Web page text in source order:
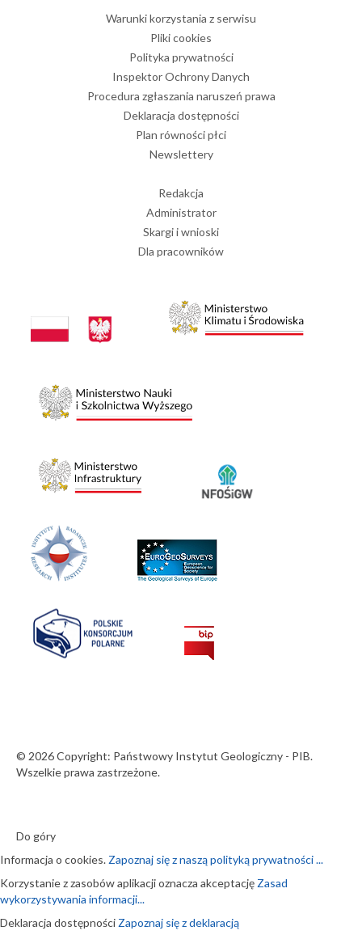
Warunki korzystania z serwisu
Pliki cookies
Polityka prywatności
Inspektor Ochrony Danych
Procedura zgłaszania naruszeń prawa
Deklaracja dostępności
Plan równości płci
Newslettery
Redakcja
Administrator
Skargi i wnioski
Dla pracowników
© 2026 Copyright: Państwowy Instytut Geologiczny - PIB.
Wszelkie prawa zastrzeżone.
Do góry
Informacja o cookies. Zapoznaj się z naszą polityką prywatności ...
Korzystanie z zasobów aplikacji oznacza akceptację Zasad
wykorzystywania informacji...
Deklaracja dostępności Zapoznaj się z deklaracją